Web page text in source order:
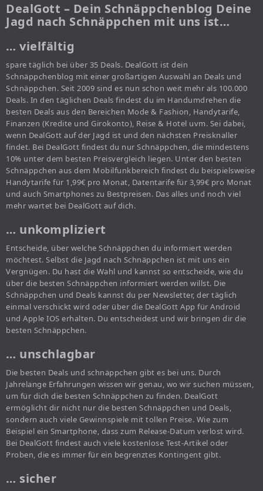
DealGott – Dein Schnäppchenblog Deine
Jagd nach Schnäppchen mit uns ist…
… vielfältig
spare täglich bei über 35 Deals. DealGott ist dein
Schnäppchenblog mit einer großartigen Auswahl an Deals und
Schnäppchen. Seit 2009 sind es nun schon weit mehr als 100.000
Deals. In den täglichen Deals findest du im Handumdrehen die
besten Deals aus den Bereichen Mode & Fashion, Handytarife,
Finanzen (Kredite und Girokonto), Reise & Hotel uvm. Sei dabei,
wenn DealGott auf der Jagd ist und den nächsten Preisknaller
findet. Bei DealGott findest du nur Schnäppchen, die mindestens
10% unter dem besten Preisvergleich liegen. Unter den besten
Schnäppchen aus dem Mobilfunkbereich findest du beispielsweise
Handytarife für 1,99€ pro Monat, Datentarife für 3,99€ pro Monat
und auch Smartphones zu Bestpreisen. Das alles und noch viel
mehr wartet bei DealGott auf dich.
… unkompliziert
Entscheide, über welche Schnäppchen du informiert werden
möchtest. Selbst die Jagd nach Schnäppchen ist mit uns ein
Vergnügen. Du hast die Wahl und kannst so entscheide, wie du
über die besten Schnäppchen informiert werden willst. Die
Schnäppchen und Deals kannst du per Newsletter, der täglich
einmal verschickt wird oder über die DealGott App für Android
und Apple IOS erhalten. Du entscheidest und wir bringen dir die
besten Schnäppchen.
… unschlagbar
Die besten Deals und schnäppchen gibt es bei uns. Durch
Jahrelange Erfahrungen wissen wir genau, wo wir suchen müssen,
um für dich die besten Schnäppchen zu finden. DealGott
ermöglicht dir nicht nur die besten Schnäppchen und Deals,
sondern auch viele Gewinnspiele mit tollen Preise. Wie zum
Beispiel ein Smartphone, dass zum Release-Datum verlost wird.
Bei DealGott findest auch viele kostenlose Test-Artikel oder
Proben, die es immer für ein begrenztes Kontingent gibt.
… sicher